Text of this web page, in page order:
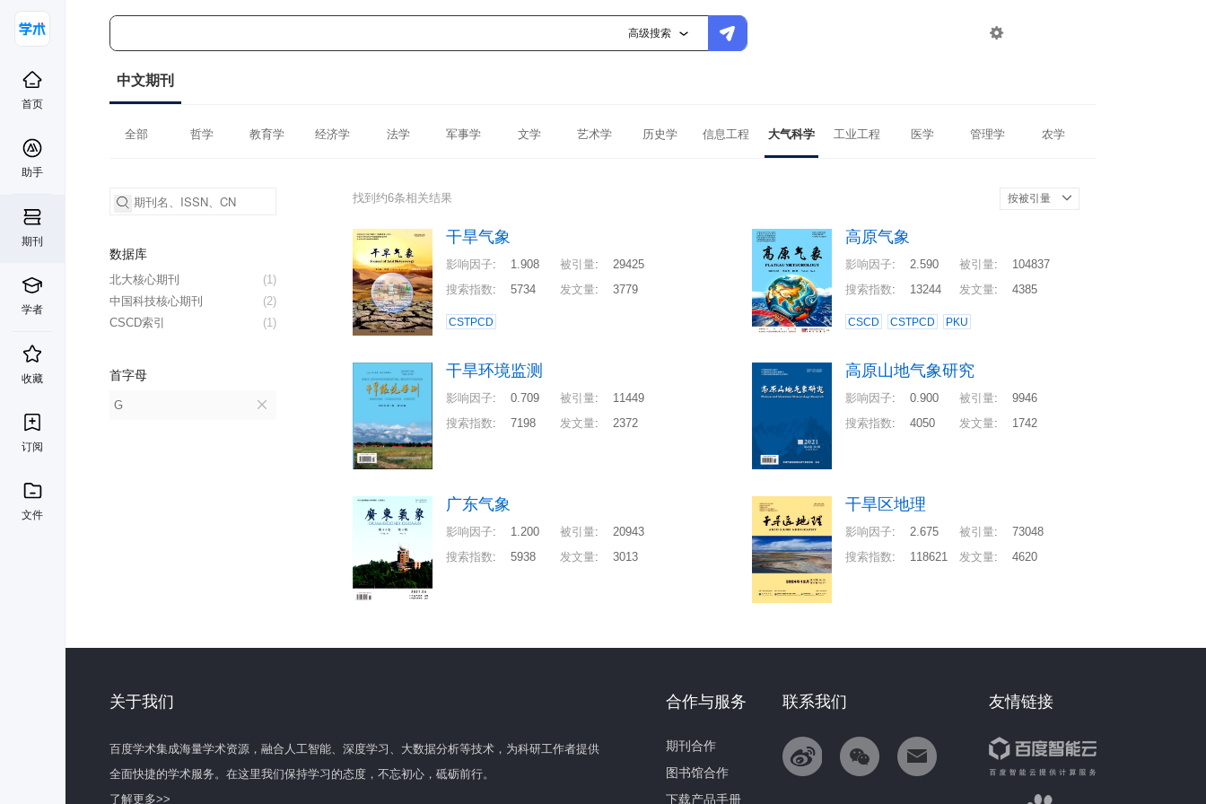
高级搜索 
首页
助手
期刊
学者
收藏
订阅
文件
中文期刊
全部 哲学 教育学 经济学 法学 军事学 文学 艺术学 历史学 信息工程 大气科学 工业工程 医学 管理学 农学
数据库
(1)
北大核心期刊
(2)
中国科技核心期刊
(1)
CSCD索引
首字母
G
找到约6条相关结果 按被引量
干旱气象
影响因子: 1.908 被引量:
29425
搜索指数: 5734 发文量: 3779
CSTPCD
高原气象
影响因子: 2.590 被引量:
104837
搜索指数: 13244 发文量: 4385
CSCD CSTPCD PKU
干旱环境监测
影响因子: 0.709 被引量:
11449
搜索指数: 7198 发文量: 2372
高原山地气象研究
影响因子: 0.900 被引量:
9946
搜索指数: 4050 发文量: 1742
广东气象
影响因子: 1.200 被引量:
20943
搜索指数: 5938 发文量: 3013
干旱区地理
影响因子: 2.675 被引量:
73048
搜索指数: 118621 发文量: 4620
关于我们
百度学术集成海量学术资源，融合人工智能、深度学习、大数据分析等技术，为科研工作者提供
全面快捷的学术服务。在这里我们保持学习的态度，不忘初心，砥砺前行。
了解更多>>
友情链接
联系我们
合作与服务
期刊合作
图书馆合作
下载产品手册